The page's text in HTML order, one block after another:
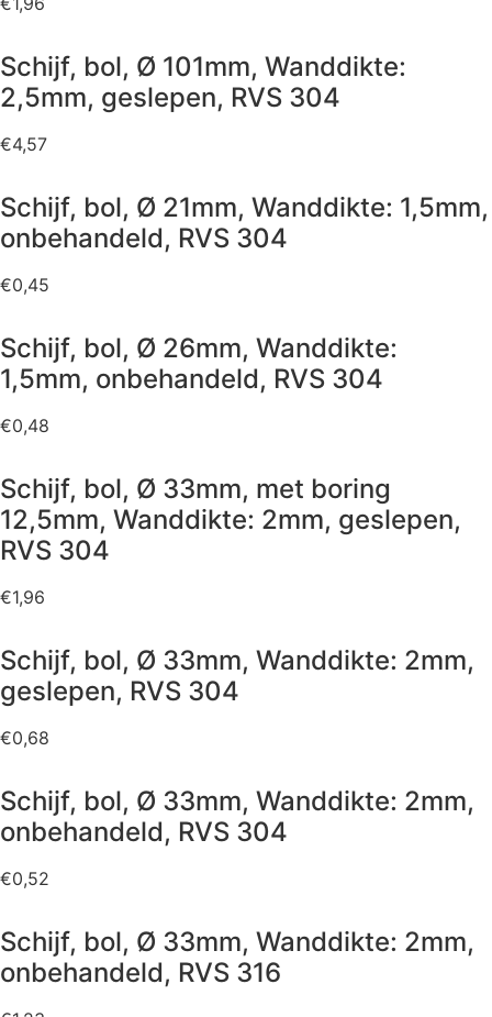
Schijf, bol, Ø 101mm, Wanddikte:
2,5mm, geslepen, RVS 304
€4,57
Schijf, bol, Ø 21mm, Wanddikte: 1,5mm,
onbehandeld, RVS 304
€0,45
Schijf, bol, Ø 26mm, Wanddikte:
1,5mm, onbehandeld, RVS 304
€0,48
Schijf, bol, Ø 33mm, met boring
12,5mm, Wanddikte: 2mm, geslepen,
RVS 304
€1,96
Schijf, bol, Ø 33mm, Wanddikte: 2mm,
geslepen, RVS 304
€0,68
Schijf, bol, Ø 33mm, Wanddikte: 2mm,
onbehandeld, RVS 304
€0,52
Schijf, bol, Ø 33mm, Wanddikte: 2mm,
onbehandeld, RVS 316